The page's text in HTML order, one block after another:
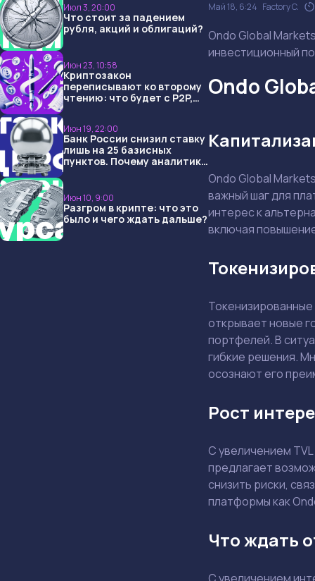
Июл 3, 20:00
Что стоит за падением
рубля, акций и облигаций?
Июн 23, 10:58
Криптозакон
переписывают ко второму
чтению: что будет с P2P,
Июн 19, 22:00
Банк России снизил ставку
лишь на 25 базисных
пунктов. Почему аналитики
Июн 10, 9:00
Разгром в крипте: что это
было и чего ждать дальше?
Май 18, 6:24 Factory C.
Ondo Global
инвестиционный
Ondo
Ondo Global
важный шаг для
интерес к
включая
открывает новые
портфелей. В
гибкие решения.
осознают его
Рост
С увеличением
предлагает
снизить риски,
платформы как
Что ждать